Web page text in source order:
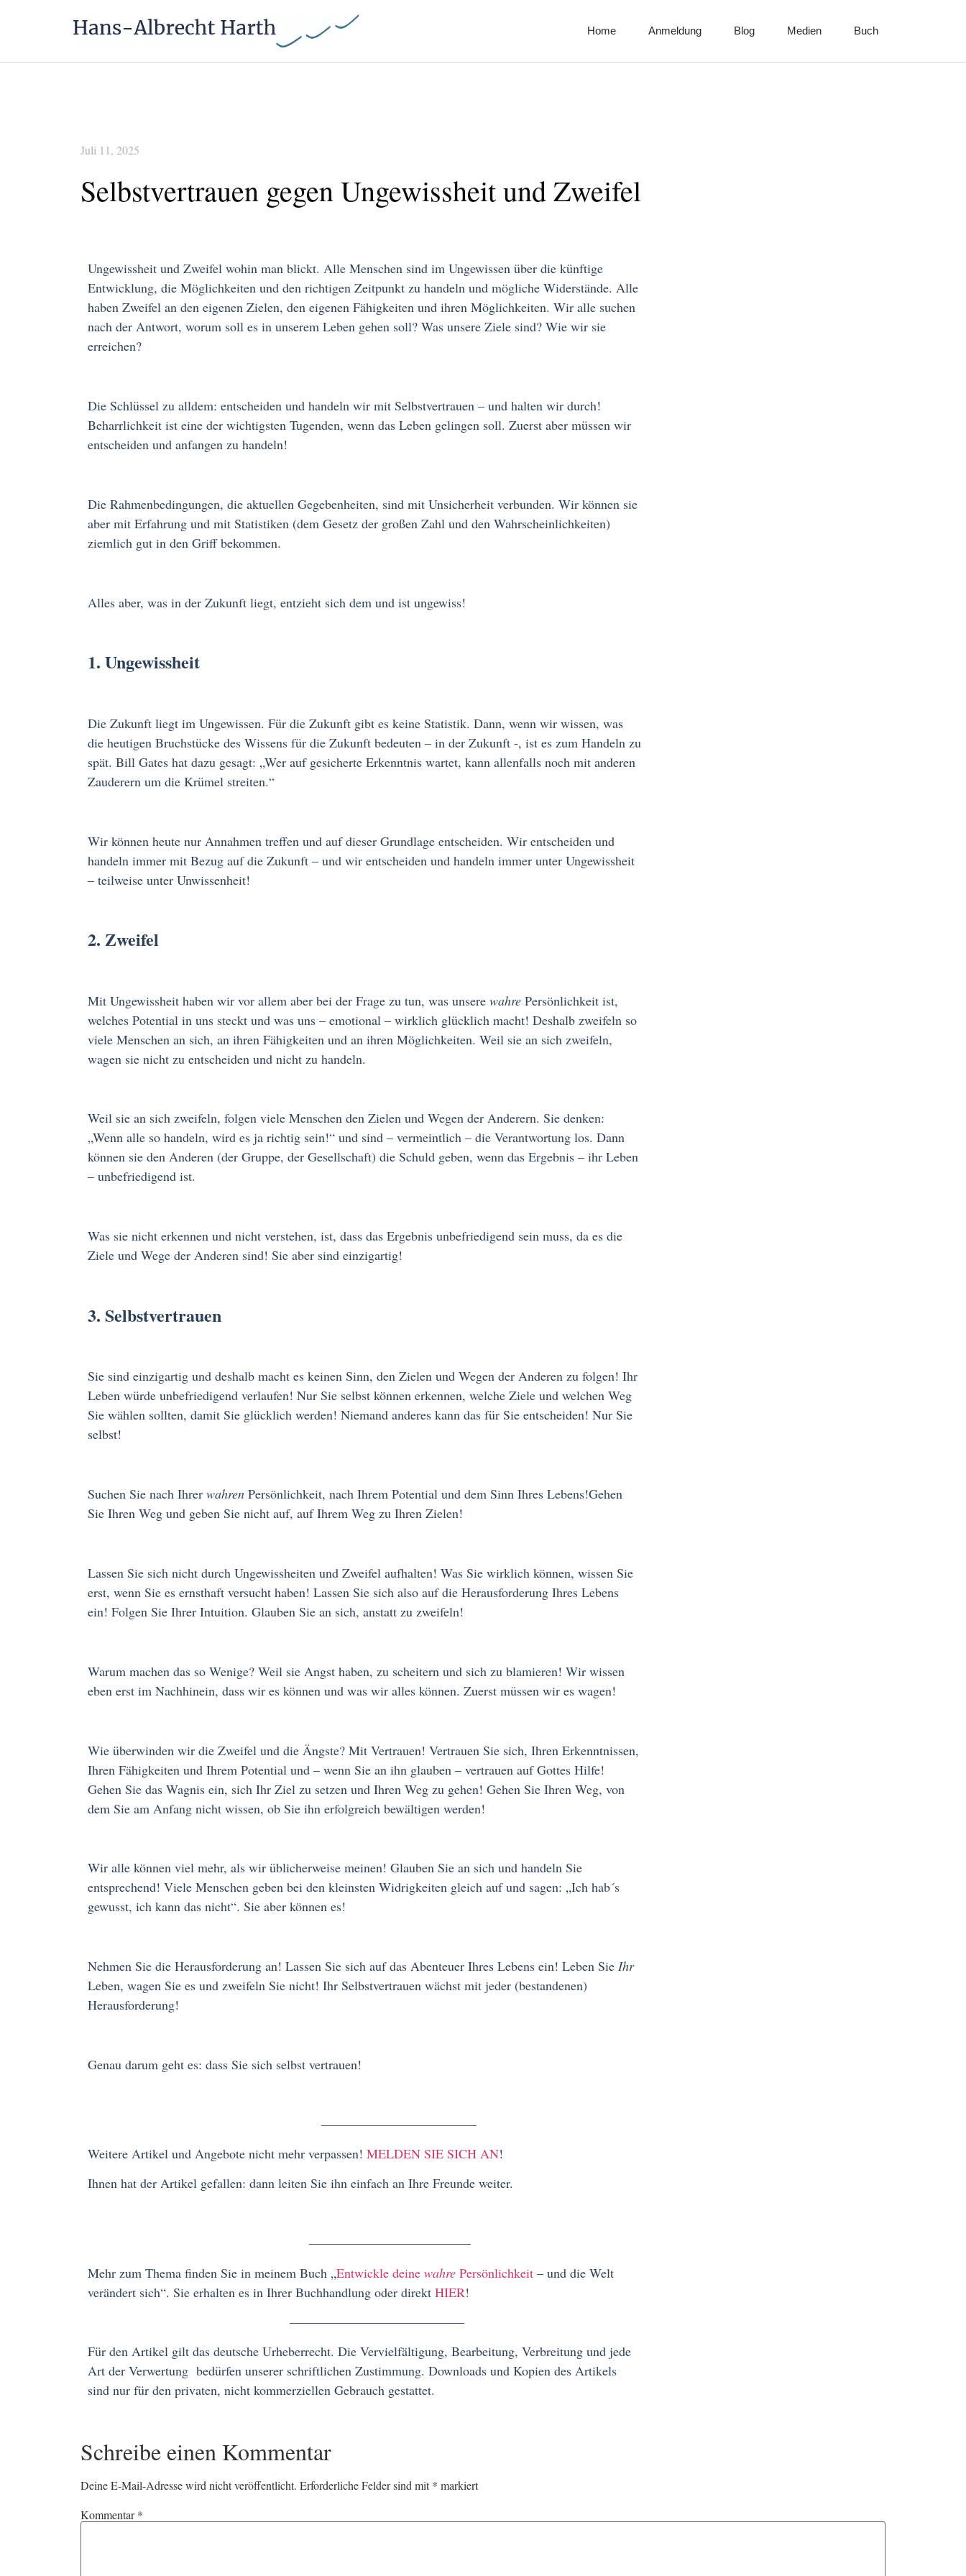
Home Anmeldung Blog Medien Buch
Juli 11, 2025
Selbstvertrauen gegen Ungewissheit und Zweifel
Ungewissheit und Zweifel wohin man blickt. Alle Menschen sind im Ungewissen über die künftige
Entwicklung, die Möglichkeiten und den richtigen Zeitpunkt zu handeln und mögliche Widerstände. Alle
haben Zweifel an den eigenen Zielen, den eigenen Fähigkeiten und ihren Möglichkeiten. Wir alle suchen
nach der Antwort, worum soll es in unserem Leben gehen soll? Was unsere Ziele sind? Wie wir sie
erreichen?
Die Schlüssel zu alldem: entscheiden und handeln wir mit Selbstvertrauen – und halten wir durch!
Beharrlichkeit ist eine der wichtigsten Tugenden, wenn das Leben gelingen soll. Zuerst aber müssen wir
entscheiden und anfangen zu handeln!
Die Rahmenbedingungen, die aktuellen Gegebenheiten, sind mit Unsicherheit verbunden. Wir können sie
aber mit Erfahrung und mit Statistiken (dem Gesetz der großen Zahl und den Wahrscheinlichkeiten)
ziemlich gut in den Griff bekommen.
Alles aber, was in der Zukunft liegt, entzieht sich dem und ist ungewiss!
1. Ungewissheit
Die Zukunft liegt im Ungewissen. Für die Zukunft gibt es keine Statistik. Dann, wenn wir wissen, was
die heutigen Bruchstücke des Wissens für die Zukunft bedeuten – in der Zukunft -, ist es zum Handeln zu
spät. Bill Gates hat dazu gesagt: „Wer auf gesicherte Erkenntnis wartet, kann allenfalls noch mit anderen
Zauderern um die Krümel streiten.“
Wir können heute nur Annahmen treffen und auf dieser Grundlage entscheiden. Wir entscheiden und
handeln immer mit Bezug auf die Zukunft – und wir entscheiden und handeln immer unter Ungewissheit
– teilweise unter Unwissenheit!
2. Zweifel
Mit Ungewissheit haben wir vor allem aber bei der Frage zu tun, was unsere wahre Persönlichkeit ist,
welches Potential in uns steckt und was uns – emotional – wirklich glücklich macht! Deshalb zweifeln so
viele Menschen an sich, an ihren Fähigkeiten und an ihren Möglichkeiten. Weil sie an sich zweifeln,
wagen sie nicht zu entscheiden und nicht zu handeln.
Weil sie an sich zweifeln, folgen viele Menschen den Zielen und Wegen der Anderern. Sie denken:
„Wenn alle so handeln, wird es ja richtig sein!“ und sind – vermeintlich – die Verantwortung los. Dann
können sie den Anderen (der Gruppe, der Gesellschaft) die Schuld geben, wenn das Ergebnis – ihr Leben
– unbefriedigend ist.
Was sie nicht erkennen und nicht verstehen, ist, dass das Ergebnis unbefriedigend sein muss, da es die
Ziele und Wege der Anderen sind! Sie aber sind einzigartig!
3. Selbstvertrauen
Sie sind einzigartig und deshalb macht es keinen Sinn, den Zielen und Wegen der Anderen zu folgen! Ihr
Leben würde unbefriedigend verlaufen! Nur Sie selbst können erkennen, welche Ziele und welchen Weg
Sie wählen sollten, damit Sie glücklich werden! Niemand anderes kann das für Sie entscheiden! Nur Sie
selbst!
Suchen Sie nach Ihrer wahren Persönlichkeit, nach Ihrem Potential und dem Sinn Ihres Lebens!Gehen
Sie Ihren Weg und geben Sie nicht auf, auf Ihrem Weg zu Ihren Zielen!
Lassen Sie sich nicht durch Ungewissheiten und Zweifel aufhalten! Was Sie wirklich können, wissen Sie
erst, wenn Sie es ernsthaft versucht haben! Lassen Sie sich also auf die Herausforderung Ihres Lebens
ein! Folgen Sie Ihrer Intuition. Glauben Sie an sich, anstatt zu zweifeln!
Warum machen das so Wenige? Weil sie Angst haben, zu scheitern und sich zu blamieren! Wir wissen
eben erst im Nachhinein, dass wir es können und was wir alles können. Zuerst müssen wir es wagen!
Wie überwinden wir die Zweifel und die Ängste? Mit Vertrauen! Vertrauen Sie sich, Ihren Erkenntnissen,
Ihren Fähigkeiten und Ihrem Potential und – wenn Sie an ihn glauben – vertrauen auf Gottes Hilfe!
Gehen Sie das Wagnis ein, sich Ihr Ziel zu setzen und Ihren Weg zu gehen! Gehen Sie Ihren Weg, von
dem Sie am Anfang nicht wissen, ob Sie ihn erfolgreich bewältigen werden!
Wir alle können viel mehr, als wir üblicherweise meinen! Glauben Sie an sich und handeln Sie
entsprechend! Viele Menschen geben bei den kleinsten Widrigkeiten gleich auf und sagen: „Ich hab´s
gewusst, ich kann das nicht“. Sie aber können es!
Nehmen Sie die Herausforderung an! Lassen Sie sich auf das Abenteuer Ihres Lebens ein! Leben Sie Ihr
Leben, wagen Sie es und zweifeln Sie nicht! Ihr Selbstvertrauen wächst mit jeder (bestandenen)
Herausforderung!
Genau darum geht es: dass Sie sich selbst vertrauen!
————————————
Weitere Artikel und Angebote nicht mehr verpassen! MELDEN SIE SICH AN!
Ihnen hat der Artikel gefallen: dann leiten Sie ihn einfach an Ihre Freunde weiter.
————————————–
Mehr zum Thema finden Sie in meinem Buch „Entwickle deine wahre Persönlichkeit – und die Welt
verändert sich“. Sie erhalten es in Ihrer Buchhandlung oder direkt HIER!
—————————————–
Für den Artikel gilt das deutsche Urheberrecht. Die Vervielfältigung, Bearbeitung, Verbreitung und jede
Art der Verwertung bedürfen unserer schriftlichen Zustimmung. Downloads und Kopien des Artikels
sind nur für den privaten, nicht kommerziellen Gebrauch gestattet.
Schreibe einen Kommentar
Deine E-Mail-Adresse wird nicht veröffentlicht. Erforderliche Felder sind mit* markiert
Kommentar*